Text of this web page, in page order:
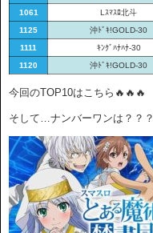
1061
Lｽﾏｽﾛ北斗
1125
沖ﾄﾞｷ!GOLD-30
1111
ｷﾝｸﾞﾊﾅﾊﾅ-30
1120
沖ﾄﾞｷ!GOLD-30
今回のTOP10はこちら🔥🔥🔥
そして…ナンバーワンは？？？